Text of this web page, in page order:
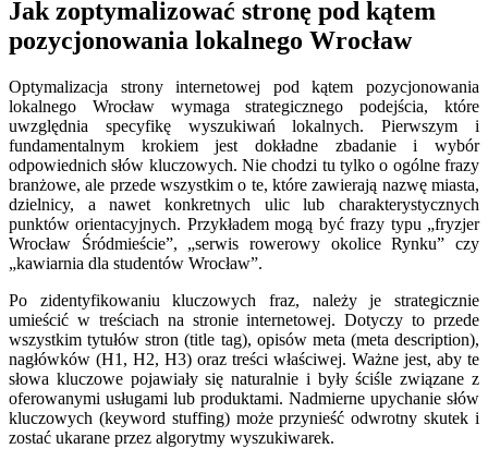
Jak zoptymalizować stronę pod kątem
pozycjonowania lokalnego Wrocław
Optymalizacja strony internetowej pod kątem pozycjonowania
lokalnego Wrocław wymaga strategicznego podejścia, które
uwzględnia specyfikę wyszukiwań lokalnych. Pierwszym i
fundamentalnym krokiem jest dokładne zbadanie i wybór
odpowiednich słów kluczowych. Nie chodzi tu tylko o ogólne frazy
branżowe, ale przede wszystkim o te, które zawierają nazwę miasta,
dzielnicy, a nawet konkretnych ulic lub charakterystycznych
punktów orientacyjnych. Przykładem mogą być frazy typu „fryzjer
Wrocław Śródmieście”, „serwis rowerowy okolice Rynku” czy
„kawiarnia dla studentów Wrocław”.
Po zidentyfikowaniu kluczowych fraz, należy je strategicznie
umieścić w treściach na stronie internetowej. Dotyczy to przede
wszystkim tytułów stron (title tag), opisów meta (meta description),
nagłówków (H1, H2, H3) oraz treści właściwej. Ważne jest, aby te
słowa kluczowe pojawiały się naturalnie i były ściśle związane z
oferowanymi usługami lub produktami. Nadmierne upychanie słów
kluczowych (keyword stuffing) może przynieść odwrotny skutek i
zostać ukarane przez algorytmy wyszukiwarek.